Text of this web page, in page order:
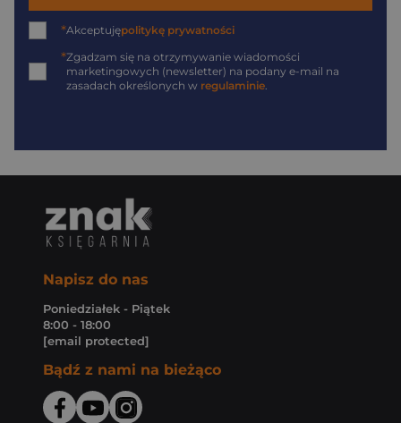
*Akceptujępolitykę prywatności
*Zgadzam się na otrzymywanie wiadomości
marketingowych (newsletter) na podany e-mail na
zasadach określonych w regulaminie
Napisz do nas
Poniedziałek - Piątek
8:00 - 18:00
[email protected]
Bądź z nami na bieżąco